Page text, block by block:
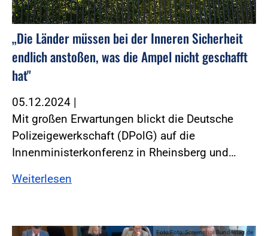
„Die Länder müssen bei der Inneren Sicherheit
endlich anstoßen, was die Ampel nicht geschafft
hat"
05.12.2024 |
Mit großen Erwartungen blickt die Deutsche
Polizeigewerkschaft (DPolG) auf die
Innenministerkonferenz in Rheinsberg und…
Weiterlesen
Foto:Foto: Screenshot Bundestag.de